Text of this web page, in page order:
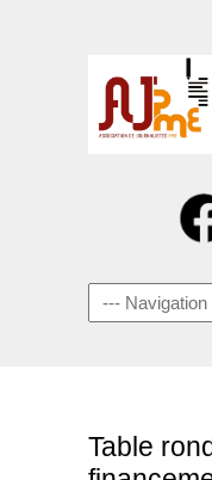
Navigation
Table